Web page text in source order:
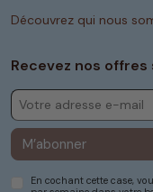
Découvrez qui nous
Recevez nos offres
M’abonner
En cochant cette case,